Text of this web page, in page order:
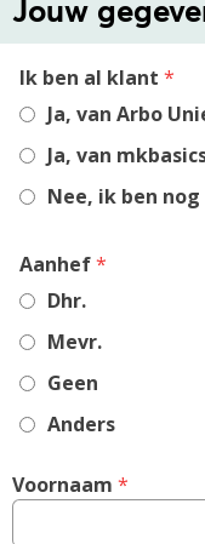
Jouw
Ik ben al klant *
Ja, van Arbo
Ja, van
Nee, ik ben
Aanhef,*
Dhr.
Mevr.
Geen
Anders
Voornaam *